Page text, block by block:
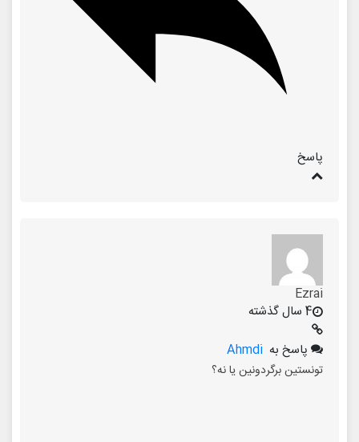
پاسخ
Ezrai
4 سال گذشته
پاسخ به Ahmdi
تونستین برگردونین یا نه؟